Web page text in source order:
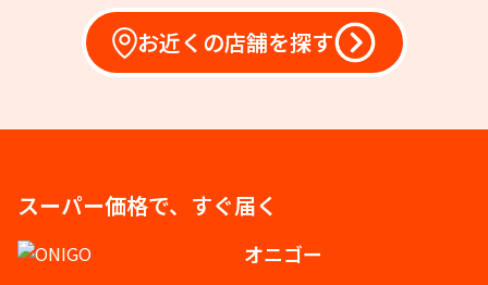
お近くの店舗を探す
スーパー価格で、すぐ届く
オニゴー